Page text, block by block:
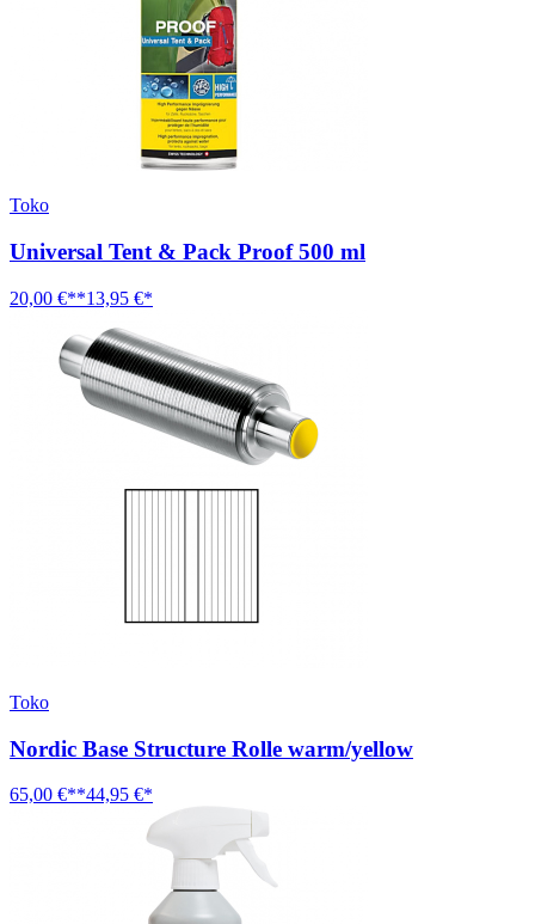
Toko
Universal Tent & Pack Proof 500 ml
20,00 €**13,95 €*
Toko
Nordic Base Structure Rolle warm/yellow
65,00 €**44,95 €*